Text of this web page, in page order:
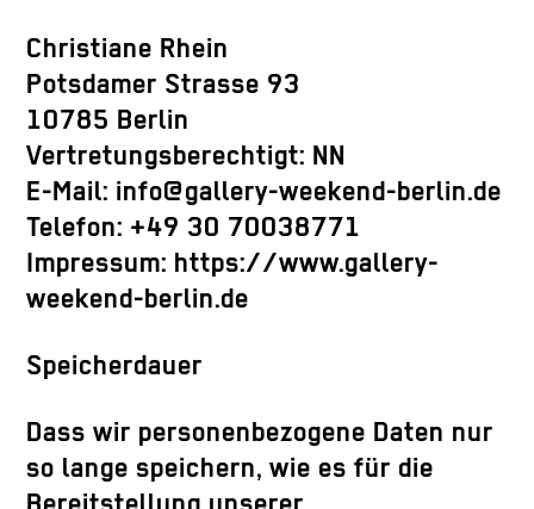
Christiane Rhein
Potsdamer Strasse 93
10785 Berlin
Vertretungsberechtigt: NN
E-Mail: info@gallery-weekend-berlin.de
Telefon: +49 30 70038771
Impressum: https://www.gallery-
weekend-berlin.de
Speicherdauer
Dass wir personenbezogene Daten nur
so lange speichern, wie es für die